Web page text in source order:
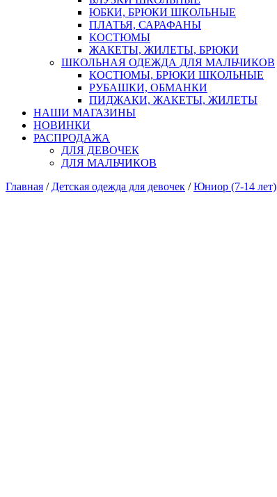
ЮБКИ, БРЮКИ ШКОЛЬНЫЕ
ПЛАТЬЯ, САРАФАНЫ
КОСТЮМЫ
ЖАКЕТЫ, ЖИЛЕТЫ, БРЮКИ
ШКОЛЬНАЯ ОДЕЖДА ДЛЯ МАЛЬЧИКОВ
КОСТЮМЫ, БРЮКИ ШКОЛЬНЫЕ
РУБАШКИ, ОБМАНКИ
ПИДЖАКИ, ЖАКЕТЫ, ЖИЛЕТЫ
НАШИ МАГАЗИНЫ
НОВИНКИ
РАСПРОДАЖА
ДЛЯ ДЕВОЧЕК
ДЛЯ МАЛЬЧИКОВ
Главная / Детская одежда для девочек /Юниор (7-14 лет)